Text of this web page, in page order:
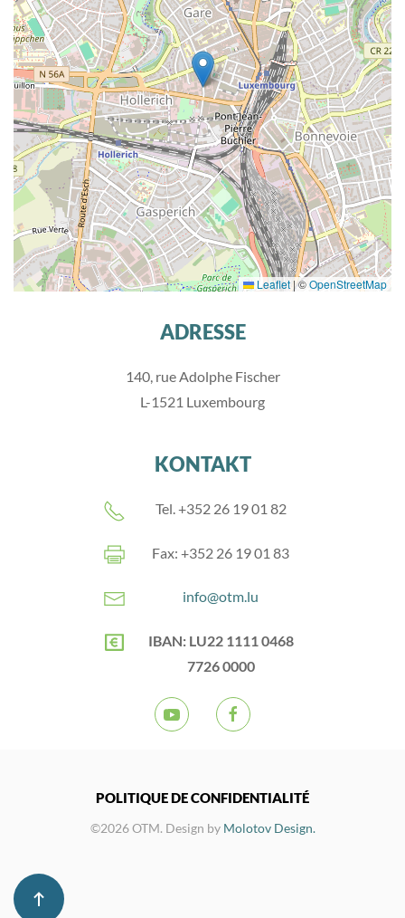
Leaflet |©OpenStreetMap
ADRESSE
140, rue Adolphe Fischer
L-1521 Luxembourg
KONTAKT
Tel. +352 26 19 01 82
Fax: +352 26 19 01 83
info@otm.lu
IBAN: LU22 1111 0468
7726 0000
POLITIQUE DE CONFIDENTIALITÉ
©2026 OTM. Design by Molotov Design.